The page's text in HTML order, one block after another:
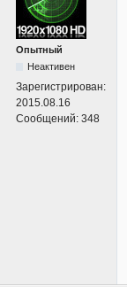
Опытный
Неактивен
Зарегистрирован:
2015.08.16
Сообщений: 348